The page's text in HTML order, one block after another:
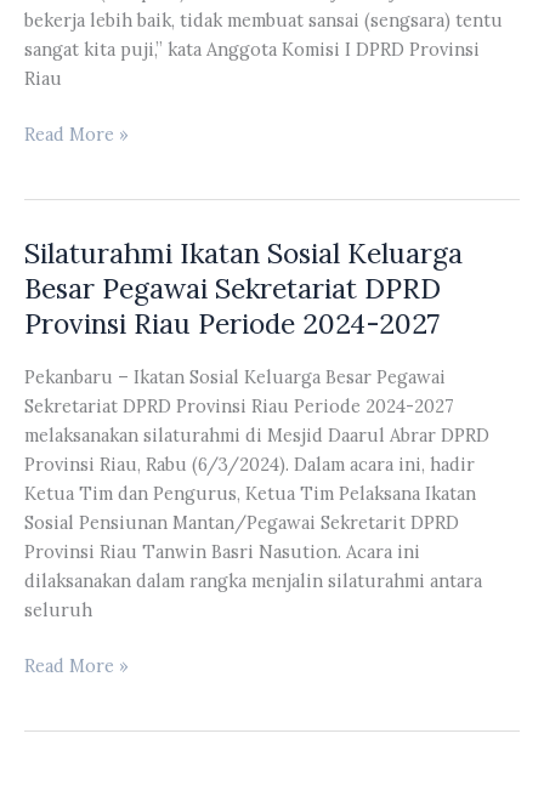
bekerja lebih baik, tidak membuat sansai (sengsara) tentu
sangat kita puji,” kata Anggota Komisi I DPRD Provinsi
Riau
Komisi
Angkat
Bicara
Pj
Gubri
SF
Hariyanto
Disiplinkan
ASN
Read More »
Silaturahmi Ikatan Sosial Keluarga
Besar Pegawai Sekretariat DPRD
Provinsi Riau Periode 2024-2027
Pekanbaru – Ikatan Sosial Keluarga Besar Pegawai
Sekretariat DPRD Provinsi Riau Periode 2024-2027
melaksanakan silaturahmi di Mesjid Daarul Abrar DPRD
Provinsi Riau, Rabu (6/3/2024). Dalam acara ini, hadir
Ketua Tim dan Pengurus, Ketua Tim Pelaksana Ikatan
Sosial Pensiunan Mantan/Pegawai Sekretarit DPRD
Provinsi Riau Tanwin Basri Nasution. Acara ini
dilaksanakan dalam rangka menjalin silaturahmi antara
seluruh
Silaturahmi
Read More »